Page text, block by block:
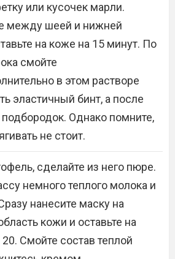
или кусочек марли.
между шеей и нижней
на коже на 15 минут. По
смойте
в этом растворе
эластичный бинт, а после
Однако помните,
не стоит.
сделайте из него пюре.
немного теплого молока и
нанесите маску на
кожи и оставьте на
Смойте состав теплой